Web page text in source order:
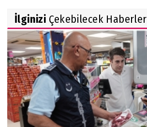
İlginizi Çekebilecek Haberler